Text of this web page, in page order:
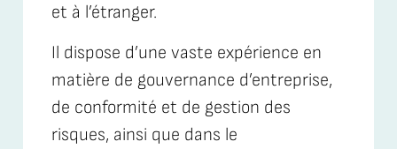
et à l’étranger.
Il dispose d’une vaste expérience en
matière de gouvernance d’entreprise,
de conformité et de gestion des
risques, ainsi que dans le